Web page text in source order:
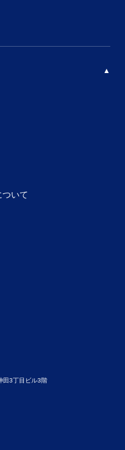
田3丁目ビル3階
ついて